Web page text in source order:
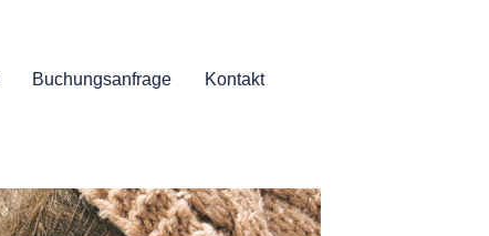
Buchungsanfrage Kontakt